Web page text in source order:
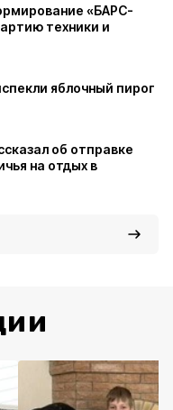
«БАРС-
техники и
яблочный пирог
об отправке
на отдых в